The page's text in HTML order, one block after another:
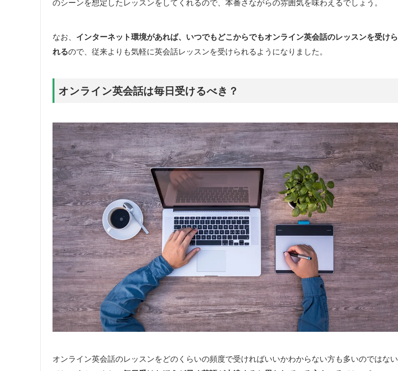
のシーンを想定したレッスンをしてくれるので、本番さながらの雰囲気を味わえるでしょう。
なお、 インターネット環境があれば、いつでもどこからでもオンライン英会話のレッスンを受けら
れるので、従来よりも気軽に英会話レッスンを受けられるようになりました。
オンライン英会話は毎日受けるべき？
オンライン英会話のレッスンをどのくらいの頻度で受ければいいかわからない方も多いのではない